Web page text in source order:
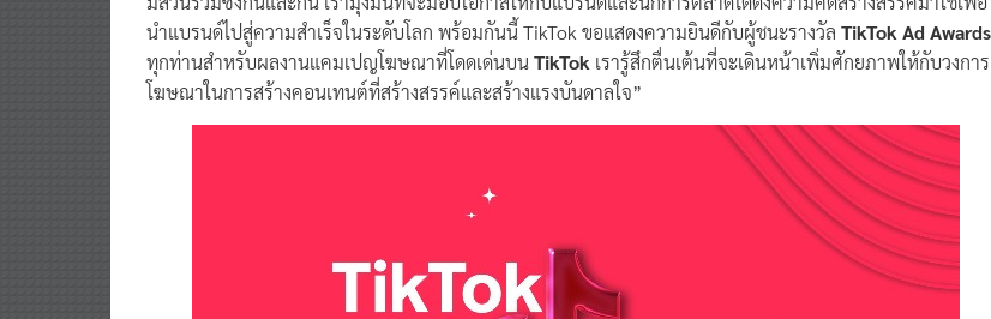
นำแบรนด์ไปสู่ความสำเร็จในระดับโลก พร้อมกันนี้ TikTok ขอแสดงความยินดีกับผู้ชนะรางวัลTikTok Ad Awards
ทุกท่านสำหรับผลงานแคมเปญโฆษณาที่โดดเด่นบน TikTokเรารู้สึกตื่นเต้นที่จะเดินหน้าเพิ่มศักยภาพให้กับวงการ
โฆษณาในการสร้างคอนเทนต์ที่สร้างสรรค์และสร้างแรงบันดาลใจ”